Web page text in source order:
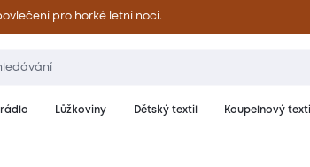
pro horké letní noci.
Lůžkoviny Dětský textil Koupelnový textil